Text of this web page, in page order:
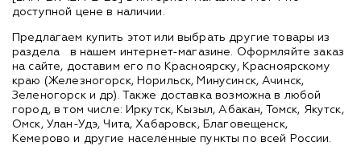
доступной цене в наличии.
Предлагаем купить этот или выбрать другие товары из
раздела
в нашем интернет-магазине. Оформляйте заказ
на сайте, доставим его по Красноярску, Красноярскому
краю (Железногорск, Норильск, Минусинск, Ачинск,
Зеленогорск и др). Также доставка возможна в любой
город, в том числе: Иркутск, Кызыл, Абакан, Томск, Якутск,
Омск, Улан-Удэ, Чита, Хабаровск, Благовещенск,
Кемерово и другие населенные пункты по всей России.